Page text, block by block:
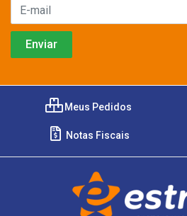
Meus Pedidos
Notas Fiscais